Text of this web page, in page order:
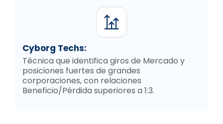
Cyborg Techs:
Técnica que identifica giros de Mercado y
posiciones fuertes de grandes
corporaciones, con relaciones
Beneficio/Pérdida superiores a 1:3.